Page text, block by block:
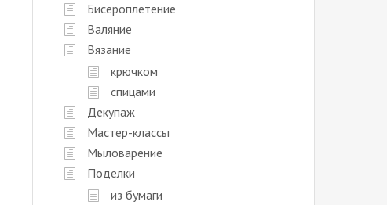
Бисероплетение
Валяние
Вязание
крючком
спицами
Декупаж
Мастер-классы
Мыловарение
Поделки
из бумаги